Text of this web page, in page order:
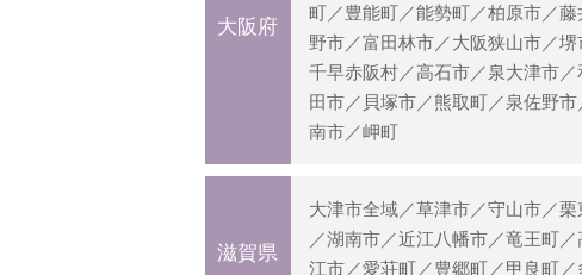
大阪府
町／豊能町／能勢町／柏原市／
野市／富田林市／大阪狭山市／
千早赤阪村／高石市／泉大津市
田市／貝塚市／熊取町／泉佐野
南市／岬町
滋賀県
大津市全域／草津市／守山市／
／湖南市／近江八幡市／竜王町
江市／愛荘町／豊郷町／甲良町